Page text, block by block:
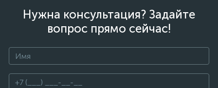
Нужна консультация? Задайте
вопрос прямо сейчас!